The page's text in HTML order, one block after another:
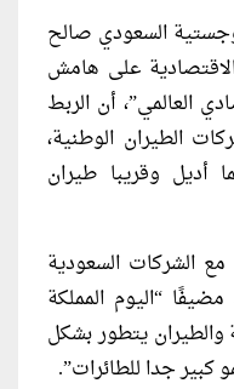
السعودي صالح
على هامش
العالمي”، أن الربط
الطيران الوطنية،
أديل وقريبا طيران
الشركات السعودية
“اليوم المملكة
والطيران يتطور بشكل
كبير جدا للطائرات”.